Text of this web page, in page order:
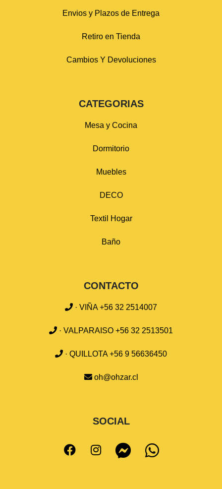
Envios y Plazos de Entrega
Retiro en Tienda
Cambios Y Devoluciones
CATEGORIAS
Mesa y Cocina
Dormitorio
Muebles
DECO
Textil Hogar
Baño
CONTACTO
· VIÑA +56 32 2514007
· VALPARAISO +56 32 2513501
· QUILLOTA +56 9 56636450
oh@ohzar.cl
SOCIAL